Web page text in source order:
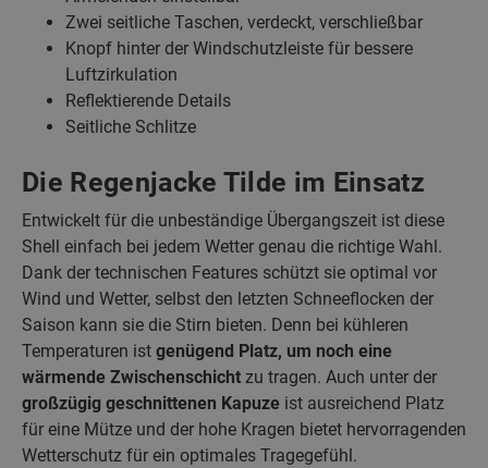
Zwei seitliche Taschen, verdeckt, verschließbar
Knopf hinter der Windschutzleiste für bessere
Luftzirkulation
Reflektierende Details
Seitliche Schlitze
Die Regenjacke Tilde im Einsatz
Entwickelt für die unbeständige Übergangszeit ist diese
Shell einfach bei jedem Wetter genau die richtige Wahl.
Dank der technischen Features schützt sie optimal vor
Wind und Wetter, selbst den letzten Schneeflocken der
Saison kann sie die Stirn bieten. Denn bei kühleren
Temperaturen ist genügend Platz, um noch eine
wärmende Zwischenschicht zu tragen. Auch unter der
großzügig geschnittenen Kapuze ist ausreichend Platz
für eine Mütze und der hohe Kragen bietet hervorragenden
Wetterschutz für ein optimales Tragegefühl.